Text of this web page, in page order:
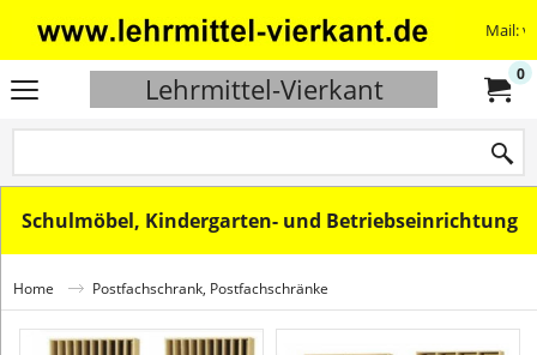
Mail:
Lehrmittel-Vierkant 0
Schulmöbel, Kindergarten- und Betriebseinrichtung
Home Postfachschrank, Postfachschränke